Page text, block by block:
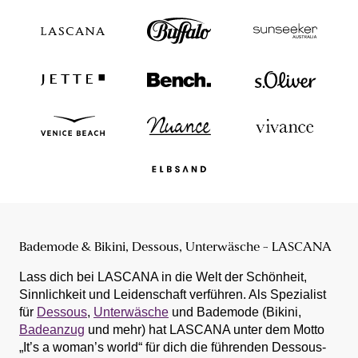
Bademode & Bikini, Dessous, Unterwäsche - LASCANA
Lass dich bei LASCANA in die Welt der Schönheit,
Sinnlichkeit und Leidenschaft verführen. Als Spezialist
für Dessous, Unterwäsche und Bademode (Bikini,
Badeanzug und mehr) hat LASCANA unter dem Motto
„It’s a woman’s world“ für dich die führenden Dessous-